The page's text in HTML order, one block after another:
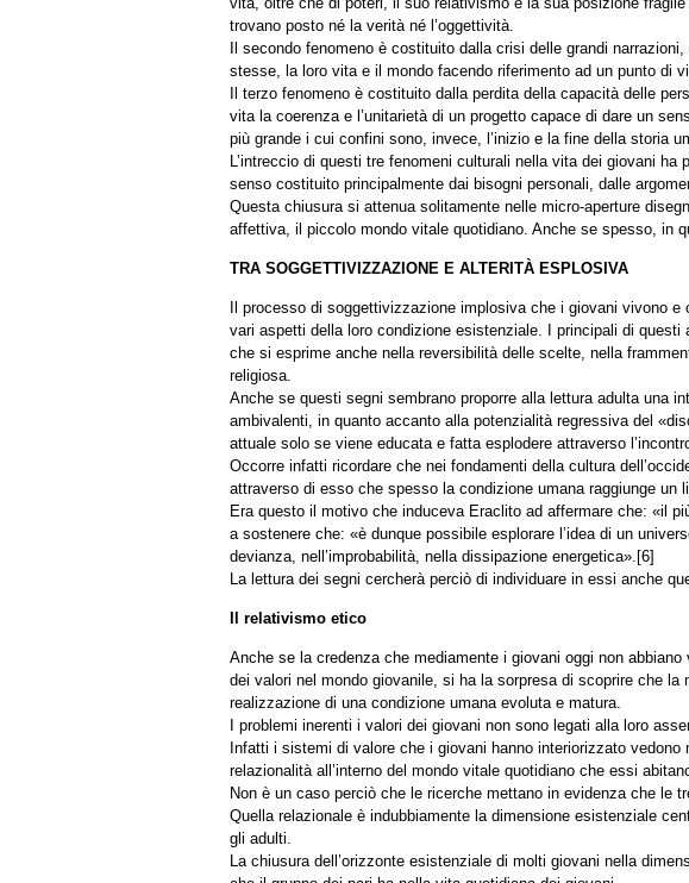
trovano posto né la verità né l’oggettività.
Il secondo fenomeno è costituito dalla crisi delle grandi
stesse, la loro vita e il mondo facendo riferimento ad un punto di
Il terzo fenomeno è costituito dalla perdita della capacità delle
vita la coerenza e l’unitarietà di un progetto capace di dare un
più grande i cui confini sono, invece, l’inizio e la fine della storia
L’intreccio di questi tre fenomeni culturali nella vita dei giovani
senso costituito principalmente dai bisogni personali, dalle
Questa chiusura si attenua solitamente nelle micro-aperture
affettiva, il piccolo mondo vitale quotidiano. Anche se spesso, in
TRA SOGGETTIVIZZAZIONE E ALTERITÀ ESPLOSIVA
Il processo di soggettivizzazione implosiva che i giovani vivono
vari aspetti della loro condizione esistenziale. I principali di
che si esprime anche nella reversibilità delle scelte, nella
religiosa.
Anche se questi segni sembrano proporre alla lettura adulta una
ambivalenti, in quanto accanto alla potenzialità regressiva del
attuale solo se viene educata e fatta esplodere attraverso
Occorre infatti ricordare che nei fondamenti della cultura
attraverso di esso che spesso la condizione umana raggiunge un
Era questo il motivo che induceva Eraclito ad affermare che: «il
a sostenere che: «è dunque possibile esplorare l’idea di un
devianza, nell’improbabilità, nella dissipazione energetica».[6]
La lettura dei segni cercherà perciò di individuare in essi anche
Il relativismo etico
Anche se la credenza che mediamente i giovani oggi non
dei valori nel mondo giovanile, si ha la sorpresa di scoprire che
realizzazione di una condizione umana evoluta e matura.
I problemi inerenti i valori dei giovani non sono legati alla loro
Infatti i sistemi di valore che i giovani hanno interiorizzato
relazionalità all’interno del mondo vitale quotidiano che essi
Non è un caso perciò che le ricerche mettano in evidenza che le
Quella relazionale è indubbiamente la dimensione esistenziale
gli adulti.
La chiusura dell’orizzonte esistenziale di molti giovani nella